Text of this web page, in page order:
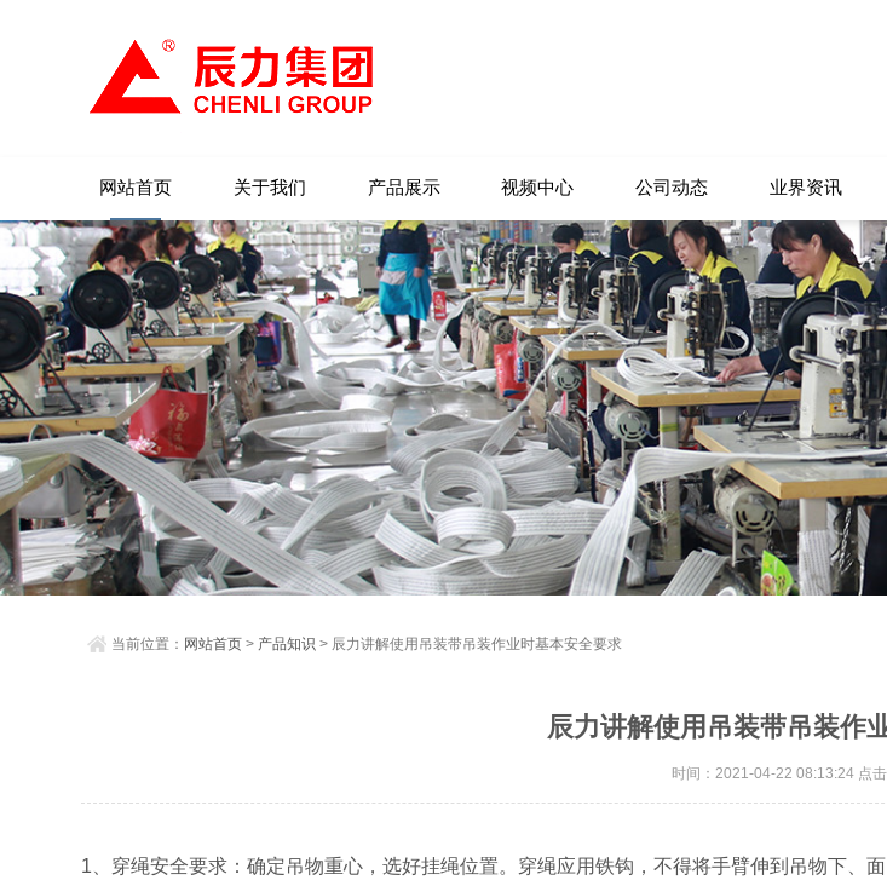
网站首页 关于我们 产品展示 视频中心 公司动态 业界资讯
当前位置： 网站首页 > 产品知识 > 辰力讲解使用吊装带吊装作业时基本安全要求
辰力讲解使用吊装带吊装作
时间：2021-04-22 08:13:24 点
1、穿绳安全要求：确定吊物重心，选好挂绳位置。穿绳应用铁钩，不得将手臂伸到吊物下、